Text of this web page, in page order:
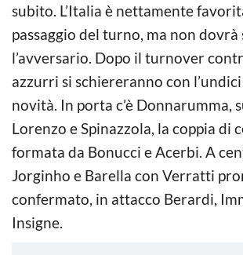
subito. L’Italia è nettamente
passaggio del turno, ma non
l’avversario. Dopo il turnover
azzurri si schiereranno con
novità. In porta c’è Donnarumma,
Lorenzo e Spinazzola, la coppia di
formata da Bonucci e Acerbi. A
Jorginho e Barella con Verratti
confermato, in attacco Berardi,
Insigne.